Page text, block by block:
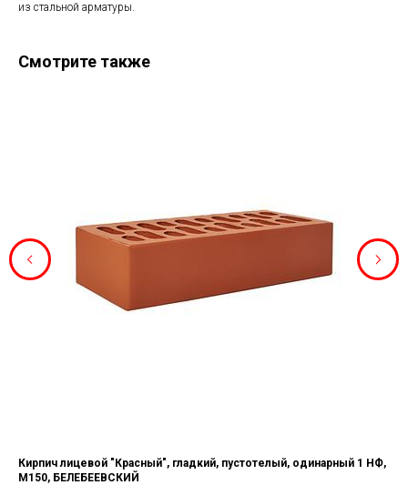
из стальной арматуры.
Смотрите также
Кирпич лицевой "Красный", гладкий, пустотелый, одинарный 1 НФ,
М150, БЕЛЕБЕЕВСКИЙ